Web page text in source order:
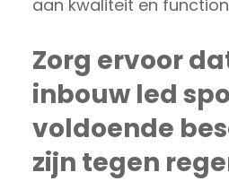
aan kwaliteit en
Zorg ervoor
inbouw led
voldoende
zijn tegen